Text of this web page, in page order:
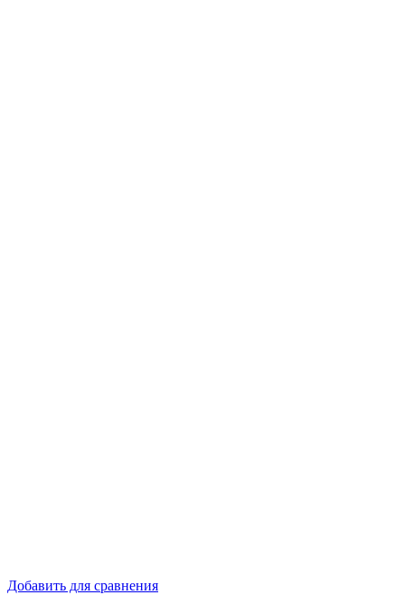
Добавить для сравнения